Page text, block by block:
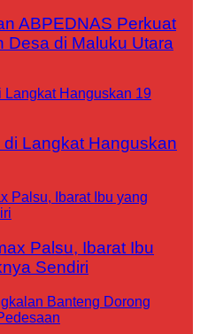
ABPEDNAS Perkuat
Desa di Maluku Utara
Langkat Hanguskan
Palsu, Ibarat Ibu
Sendiri